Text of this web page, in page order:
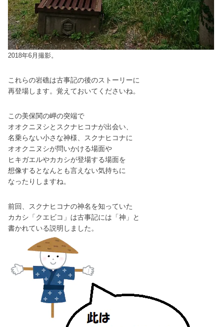
2018年6月撮影。
これらの岩礁は古事記の後のストーリーに
再登場します。覚えておいてくださいね。
この美保関の岬の突端で
オオクニヌシとスクナヒコナが出会い、
名乗らない小さな神様、スクナヒコナに
オオクニヌシが問いかける場面や
ヒキガエルやカカシが登場する場面を
想像するとなんとも言えない気持ちに
なったりしますね。
前回、スクナヒコナの神名を知っていた
カカシ「クエビコ」は古事記には「神」と
書かれている説明しました。